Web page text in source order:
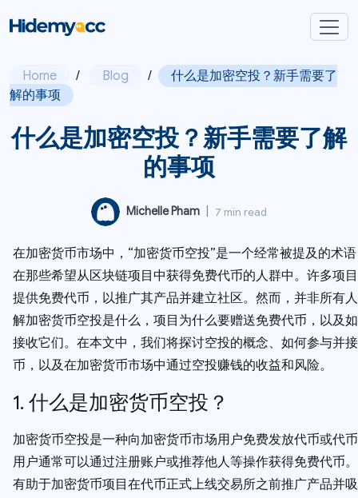
Home / Blog /
什么是加密空投？新手需要了
解的事项
什么是加密空投？新手需要了解
的事项
Michelle Pham 7 min read
在加密货币市场中，“加密货币空投”是一个经常被提及的术
在那些希望从区块链项目中获得免费代币的人群中。许多项
提供免费代币，以推广其产品并建立社区。然而，并非所有
解加密货币空投是什么，项目为什么要赠送免费代币，以及
接收它们。在本文中，我们将探讨空投的概念、如何参与并
币，以及在加密货币市场中通过空投赚钱的收益和风险。
1. 什么是加密货币空投？
加密货币空投是一种向加密货币市场用户免费发放代币或代
用户通常可以通过注册账户或推荐他人等操作获得免费代币
有助于加密货币项目在代币正式上线交易所之前推广产品并